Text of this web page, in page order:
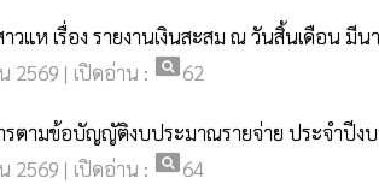
วแห เรื่อง รายงานเงินสะสม ณ วันสิ้นเดือน
2569 | เปิดอ่าน : pageview62
รตามข้อบัญญัติงบประมาณรายจ่าย ประจำปีง
2569 | เปิดอ่าน : pageview64